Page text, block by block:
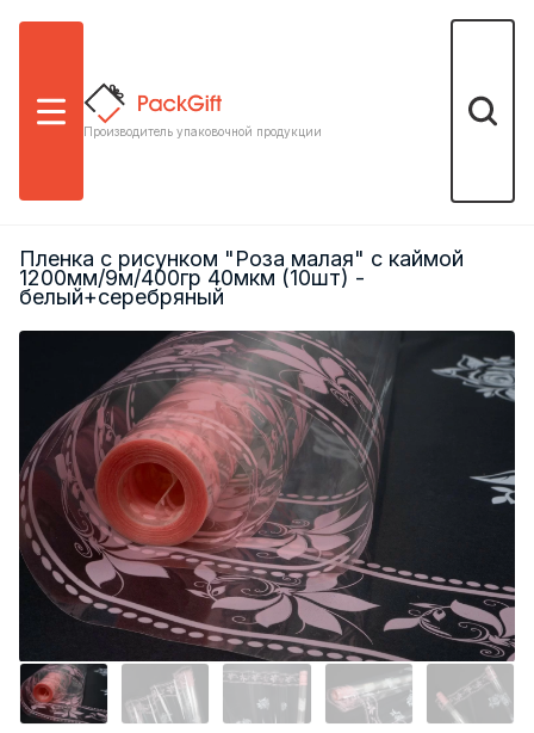
Меню
Производитель упаковочной продукции
Поиск
Пленка с рисунком "Роза малая" с каймой
1200мм/9м/400гр 40мкм (10шт) -
белый+серебряный